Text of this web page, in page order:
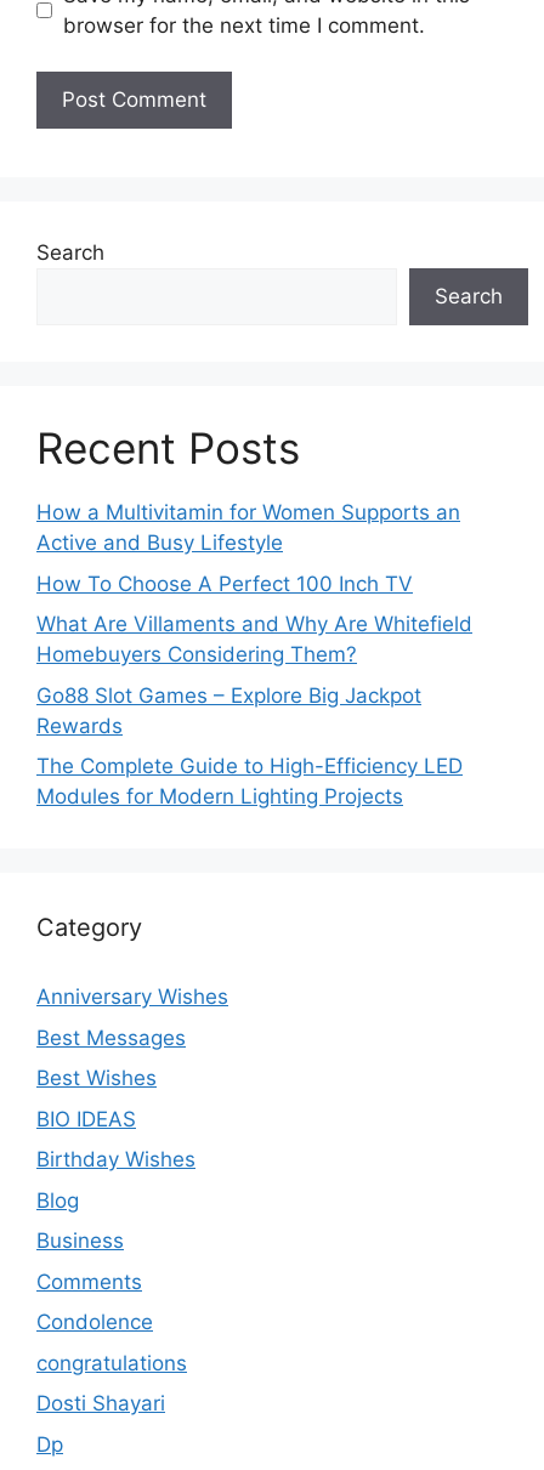
browser for the next time I comment.
Search
Search
Recent Posts
How a Multivitamin for Women Supports an
Active and Busy Lifestyle
How To Choose A Perfect 100 Inch TV
What Are Villaments and Why Are Whitefield
Homebuyers Considering Them?
Go88 Slot Games – Explore Big Jackpot
Rewards
The Complete Guide to High-Efficiency LED
Modules for Modern Lighting Projects
Category
Anniversary Wishes
Best Messages
Best Wishes
BIO IDEAS
Birthday Wishes
Blog
Business
Comments
Condolence
congratulations
Dosti Shayari
Dp